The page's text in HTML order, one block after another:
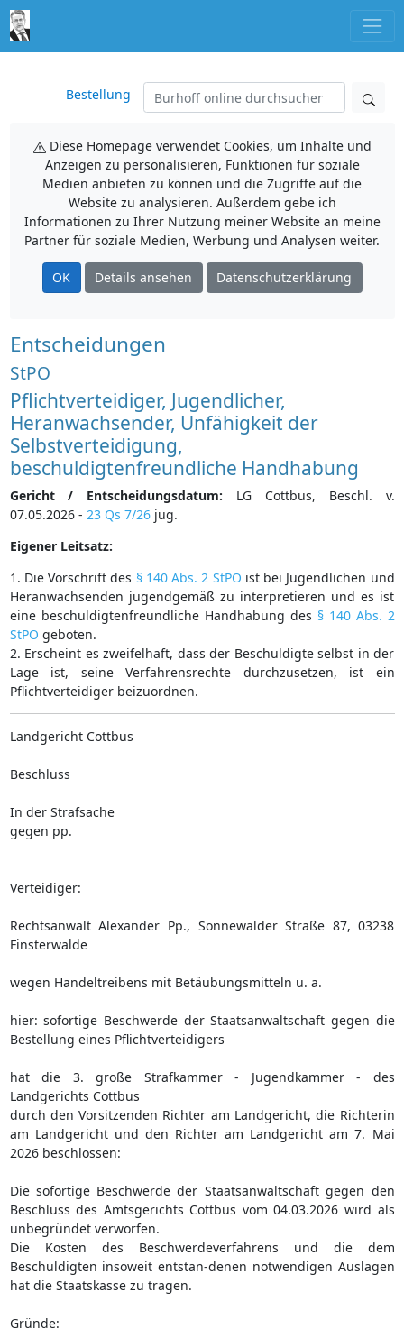
Bestellung
Diese Homepage verwendet Cookies, um Inhalte und
Anzeigen zu personalisieren, Funktionen für soziale
Medien anbieten zu können und die Zugriffe auf die
Website zu analysieren. Außerdem gebe ich
Informationen zu Ihrer Nutzung meiner Website an meine
Partner für soziale Medien, Werbung und Analysen weiter.
OK Details ansehen Datenschutzerklärung
Entscheidungen
StPO
Pflichtverteidiger, Jugendlicher,
Heranwachsender, Unfähigkeit der
Selbstverteidigung,
beschuldigtenfreundliche Handhabung
Gericht / Entscheidungsdatum: LG Cottbus, Beschl. v.
07.05.2026 - 23 Qs 7/26jug.
Eigener Leitsatz:
1. Die Vorschrift des § 140 Abs. 2 StPO ist bei Jugendlichen und
Heranwachsenden jugendgemäß zu interpretieren und es ist
eine beschuldigtenfreundliche Handhabung des § 140 Abs. 2
StPO geboten.
2. Erscheint es zweifelhaft, dass der Beschuldigte selbst in der
Lage ist, seine Verfahrensrechte durchzusetzen, ist ein
Pflichtverteidiger beizuordnen.
Landgericht Cottbus
Beschluss
In der Strafsache
gegen pp.
Verteidiger:
Rechtsanwalt Alexander Pp., Sonnewalder Straße 87, 03238
Finsterwalde
wegen Handeltreibens mit Betäubungsmitteln u. a.
hier: sofortige Beschwerde der Staatsanwaltschaft gegen die
Bestellung eines Pflichtverteidigers
hat die 3. große Strafkammer - Jugendkammer - des
Landgerichts Cottbus
durch den Vorsitzenden Richter am Landgericht, die Richterin
am Landgericht und den Richter am Landgericht am 7. Mai
2026 beschlossen:
Die sofortige Beschwerde der Staatsanwaltschaft gegen den
Beschluss des Amtsgerichts Cottbus vom 04.03.2026 wird als
unbegründet verworfen.
Die Kosten des Beschwerdeverfahrens und die dem
Beschuldigten insoweit entstan-denen notwendigen Auslagen
hat die Staatskasse zu tragen.
Gründe: